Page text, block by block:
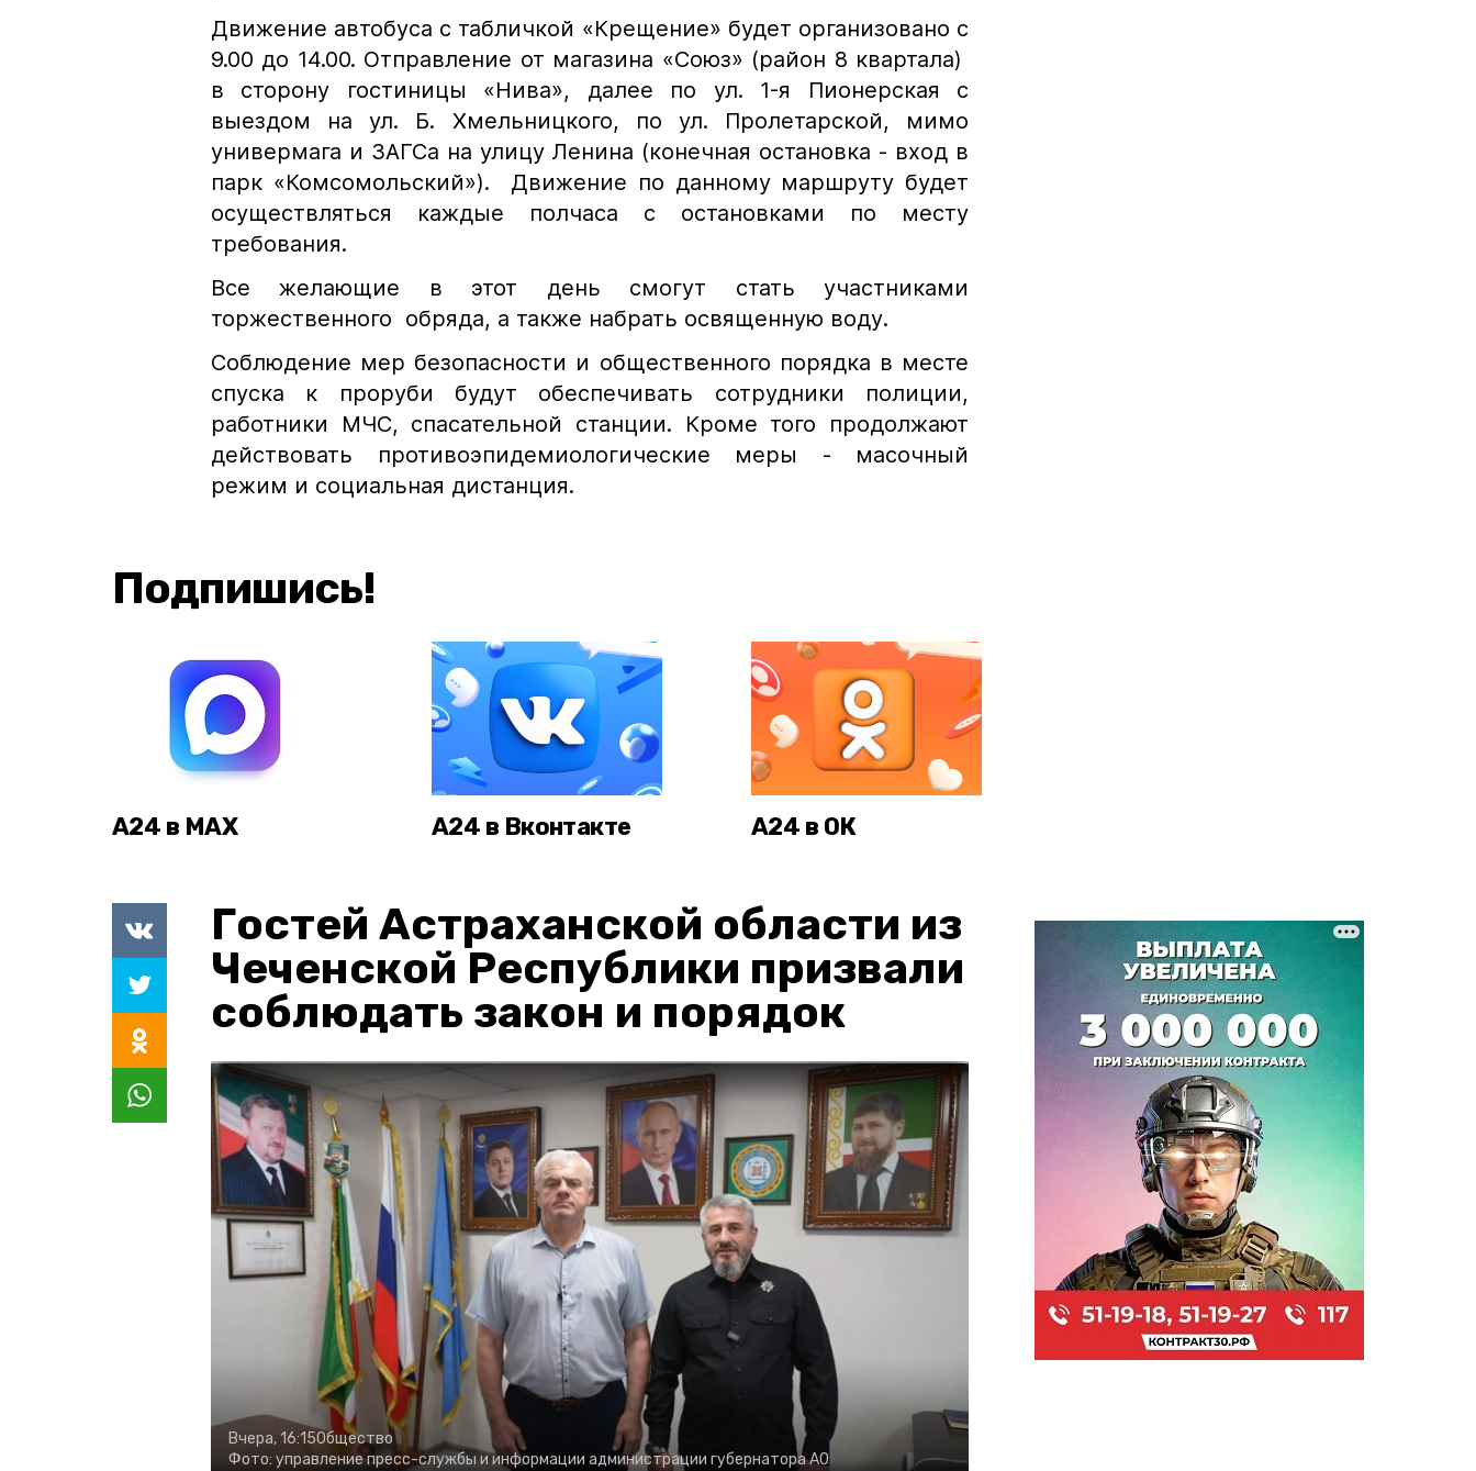
Движение автобуса с табличкой «Крещение» будет организовано с
9.00 до 14.00. Отправление от магазина «Союз» (район 8 квартала)
в сторону гостиницы «Нива», далее по ул. 1-я Пионерская с
выездом на ул. Б. Хмельницкого, по ул. Пролетарской, мимо
универмага и ЗАГСа на улицу Ленина (конечная остановка - вход в
парк «Комсомольский»). Движение по данному маршруту будет
осуществляться каждые полчаса с остановками по месту
требования.
Все желающие в этот день смогут стать участниками
торжественного обряда, а также набрать освященную воду.
Соблюдение мер безопасности и общественного порядка в месте
спуска к проруби будут обеспечивать сотрудники полиции,
работники МЧС, спасательной станции. Кроме того продолжают
действовать противоэпидемиологические меры - масочный
режим и социальная дистанция.
Подпишись!
А24 в MAX А24 в Вконтакте А24 в ОК
Гостей Астраханской области из
Чеченской Республики призвали
соблюдать закон и порядок
Вчера, 16:15Общество
Фото: управление пресс-службы и информации администрации губернатора АО